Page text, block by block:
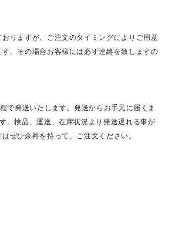
りますが、ご注文のタイミングによりご用意
。その場合お客様には必ず連絡を致しますの
で発送いたします。発送からお手元に届くま
。検品、運送、在庫状況より発送遅れる事が
ぜひ余裕を持って、ご注文ください。